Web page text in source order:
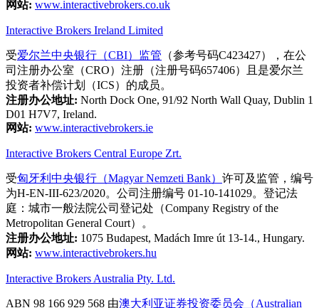
网站: www.interactivebrokers.co.uk
Interactive Brokers Ireland Limited
受爱尔兰中央银行（CBI）监管 （参考号码C423427），在公
司注册办公室（CRO）注册（注册号码657406）且是爱尔兰
投资者补偿计划（ICS）的成员。
注册办公地址: North Dock One, 91/92 North Wall Quay, Dublin 1
D01 H7V7, Ireland.
网站: www.interactivebrokers.ie
Interactive Brokers Central Europe Zrt.
受匈牙利中央银行（Magyar Nemzeti Bank） 许可及监管，编号
为H-EN-III-623/2020。公司注册编号 01-10-141029。登记法
庭：城市一般法院公司登记处（Company Registry of the
Metropolitan General Court）。
注册办公地址: 1075 Budapest, Madách Imre út 13-14., Hungary.
网站: www.interactivebrokers.hu
Interactive Brokers Australia Pty. Ltd.
ABN 98 166 929 568 由澳大利亚证券投资委员会（Australian